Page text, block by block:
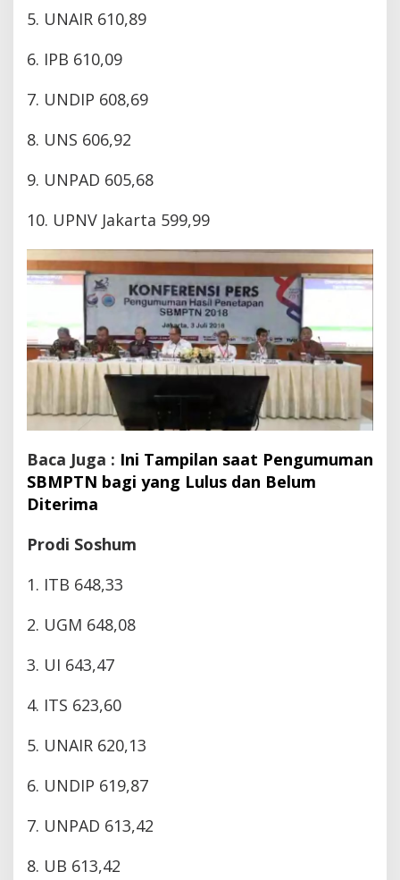
5. UNAIR 610,89
6. IPB 610,09
7. UNDIP 608,69
8. UNS 606,92
9. UNPAD 605,68
10. UPNV Jakarta 599,99
Baca Juga : Ini Tampilan saat Pengumuman
SBMPTN bagi yang Lulus dan Belum
Diterima
Prodi Soshum
1. ITB 648,33
2. UGM 648,08
3. UI 643,47
4. ITS 623,60
5. UNAIR 620,13
6. UNDIP 619,87
7. UNPAD 613,42
8. UB 613,42